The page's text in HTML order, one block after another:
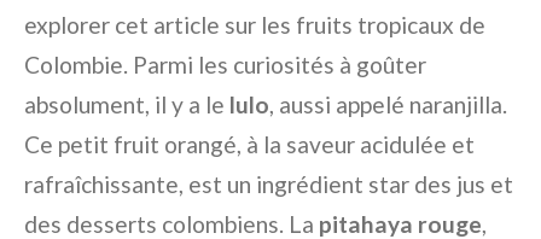
explorer cet article sur les fruits tropicaux de
Colombie. Parmi les curiosités à goûter
absolument, il y a le lulo, aussi appelé naranjilla.
Ce petit fruit orangé, à la saveur acidulée et
rafraîchissante, est un ingrédient star des jus et
des desserts colombiens. La pitahaya rouge,